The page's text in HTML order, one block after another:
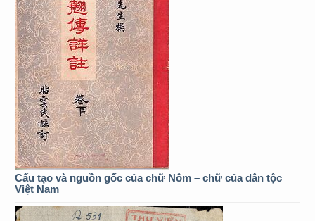
Cấu tạo và nguồn gốc của chữ Nôm – chữ của dân tộc
Việt Nam